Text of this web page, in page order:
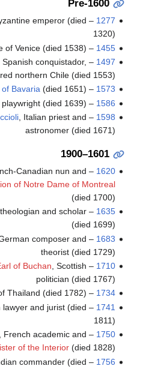
Pre-1600
1277
–
emperor (died
1320)
1455
–
of Venice (died 1538)
1497
–
, Spanish conquistador,
northern Chile (died 1553)
1573
–
Bavaria(died 1651)
1586
–
playwright (died 1639)
1598
–
, Italian priest and
astronomer (died 1671)
1601–1900
1620
–
Canadian nun and
of Notre Dame of Montreal
(died 1700)
1635
–
and scholar
(died 1699)
1683
–
German composer and
theorist (died 1729)
1710
–
of Buchan , Scottish
politician (died 1767)
1734
–
Thailand (died 1782)
1741
–
lawyer and jurist (died
1811)
1750
–
, French academic and
of the Interior(died 1828)
1756
–
commander (died